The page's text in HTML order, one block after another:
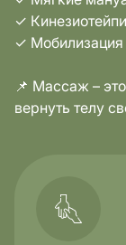
✓
✓ Мобилизация
📌 Массаж –
вернуть телу